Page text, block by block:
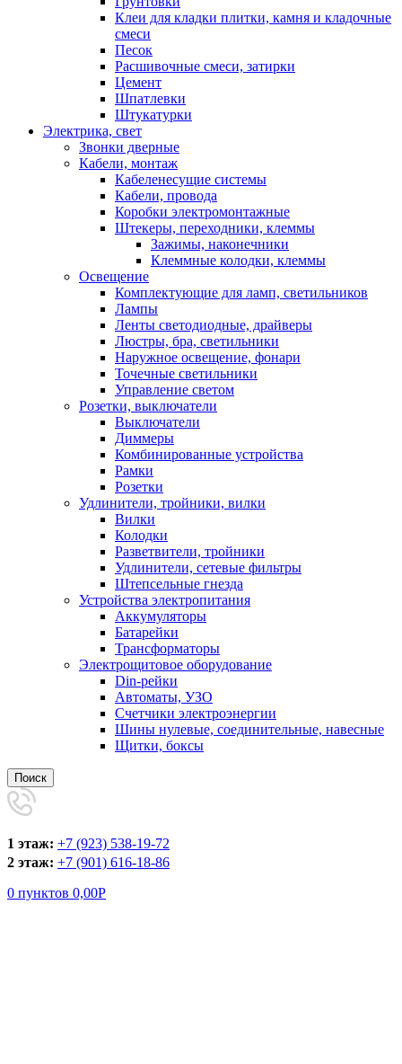
Клеи для кладки плитки, камня и кладочные
смеси
Песок
Расшивочные смеси, затирки
Цемент
Шпатлевки
Штукатурки
Электрика, свет
Звонки дверные
Кабели, монтаж
Кабеленесущие системы
Кабели, провода
Коробки электромонтажные
Штекеры, переходники, клеммы
Зажимы, наконечники
Клеммные колодки, клеммы
Освещение
Комплектующие для ламп, светильников
Лампы
Ленты светодиодные, драйверы
Люстры, бра, светильники
Наружное освещение, фонари
Точечные светильники
Управление светом
Розетки, выключатели
Выключатели
Диммеры
Комбинированные устройства
Рамки
Розетки
Удлинители, тройники, вилки
Вилки
Колодки
Разветвители, тройники
Удлинители, сетевые фильтры
Штепсельные гнезда
Устройства электропитания
Аккумуляторы
Батарейки
Трансформаторы
Электрощитовое оборудование
Din-рейки
Автоматы, УЗО
Счетчики электроэнергии
Шины нулевые, соединительные, навесные
Щитки, боксы
Поиск
1 этаж: +7 (923) 538-19-72
2 этаж: +7 (901) 616-18-86
0 пунктов 0,00Р